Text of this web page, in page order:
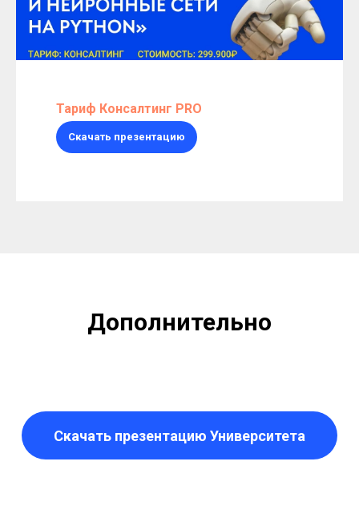
Тариф Консалтинг PRO
Скачать презентацию
Дополнительно
Скачать презентацию Университета